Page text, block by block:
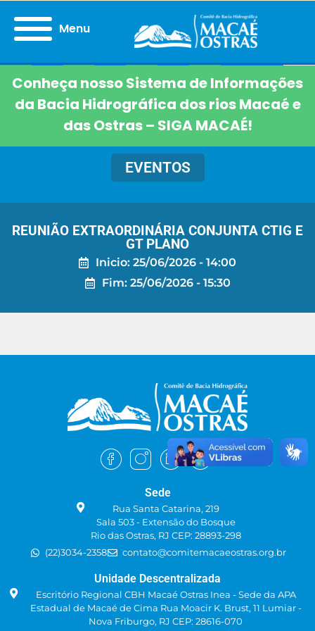
Menu
Conheça nosso Sistema de Informações
da Bacia Hidrográfica dos rios Macaé e
das Ostras – SIGA MACAÉ!
EVENTOS
REUNIÃO EXTRAORDINÁRIA CONJUNTA CTIG E
GT PLANO
Inicio: 25/06/2026 - 14:00
Fim: 25/06/2026 - 15:30
Sede
Rua Santa Catarina, 219
Sala 503 - Extensão do Bosque
Rio das Ostras, RJ CEP: 28893-298
(22)3034-2358
contato@comitemacaeostras.org.br
Unidade Descentralizada
Escritório Regional CBH Macaé Ostras Inea - Sede da APA
Estadual de Macaé de Cima Rua Moacir K. Brust, 11 Lumiar -
Nova Friburgo, RJ CEP: 28616-070